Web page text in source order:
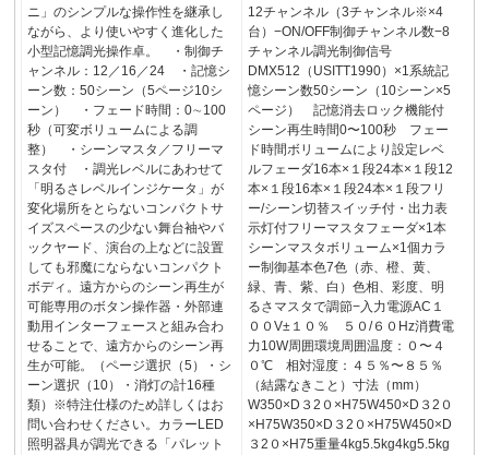
ニ」のシンプルな操作性を継承し
ながら、より使いやすく進化した
小型記憶調光操作卓。 ・制御チ
ャンネル：12／16／24 ・記憶シ
ーン数：50シーン（5ページ10シ
ーン） ・フェード時間：0∼100
秒（可変ボリュームによる調
整） ・シーンマスタ／フリーマ
スタ付 ・調光レベルにあわせて
「明るさレベルインジケータ」が
変化場所をとらないコンパクトサ
イズスペースの少ない舞台袖やバ
ックヤード、演台の上などに設置
しても邪魔にならないコンパクト
ボディ。遠方からのシーン再生が
可能専用のボタン操作器・外部連
動用インターフェースと組み合わ
せることで、遠方からのシーン再
生が可能。（ページ選択（5）・シ
ーン選択（10）・消灯の計16種
類）※特注仕様のため詳しくはお
問い合わせください。カラーLED
照明器具が調光できる「パレット
12チャンネル（3チャンネル※×4
台）−ON/OFF制御チャンネル数−8
チャンネル調光制御信号
DMX512（USITT1990）×1系統記
憶シーン数50シーン（10シーン×5
ページ） 記憶消去ロック機能付
シーン再生時間0〜100秒 フェー
ド時間ボリュームにより設定レベ
ルフェーダ16本×１段24本×１段12
本×１段16本×１段24本×１段フリ
ー/シーン切替スイッチ付・出力表
示灯付フリーマスタフェーダ×1本
シーンマスタボリューム×1個カラ
ー制御基本色7色（赤、橙、黄、
緑、青、紫、白）色相、彩度、明
るさマスタで調節−入力電源AC１
００V±１０％ ５０/６０Hz消費電
力10W周囲環境周囲温度：０〜４
０℃ 相対湿度：４５％〜８５％
（結露なきこと）寸法（mm）
W350×D３2０×H75W450×D３2０
×H75W350×D３2０×H75W450×D
３2０×H75重量4kg5.5kg4kg5.5kg